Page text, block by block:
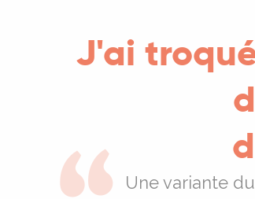
J'ai
Une variante